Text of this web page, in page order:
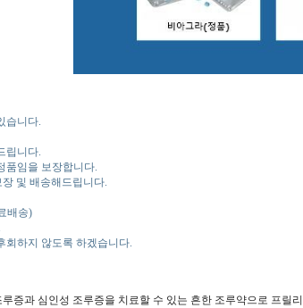
습니다.
립니다.
품임을 보장합니다.
및 배송해드립니다.
배송)
회하지 않도록 하겠습니다.
증과 심인성 조루증을 치료할 수 있는 흔한 조루약으로 프릴